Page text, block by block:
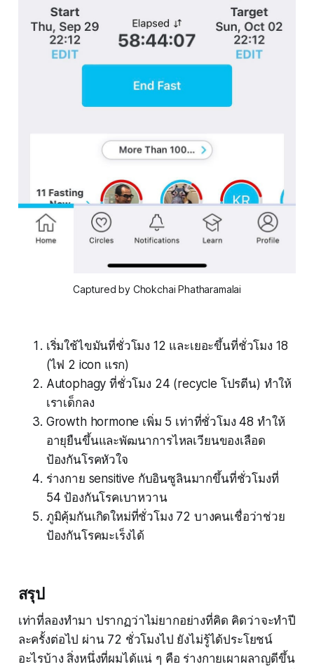
Captured by Chokchai Phatharamalai
เริ่มใช้ไขมันที่ชั่วโมง 12 และเยอะขึ้นที่ชั่วโมง 18
(ไฟ 2 icon แรก)
Autophagy ที่ชั่วโมง 24 (recycle โปรตีน) ทำให้
เราเด็กลง
Growth hormone เพิ่ม 5 เท่าที่ชั่วโมง 48 ทำให้
อายุยืนขึ้นและพัฒนาการไหลเวียนของเลือด
ป้องกันโรคหัวใจ
ร่างกาย sensitive กับอินซูลินมากขึ้นที่ชั่วโมงที่
54 ป้องกันโรคเบาหวาน
ภูมิคุ้มกันเกิดใหม่ที่ชั่วโมง 72 บางคนเชื่อว่าช่วย
ป้องกันโรคมะเร็งได้
สรุป
เท่าที่ลองทำมา ปรากฏว่าไม่ยากอย่างที่คิด คิดว่าจะทำปี
ละครั้งต่อไป ผ่าน 72 ชั่วโมงไป ยังไม่รู้ได้ประโยชน์
อะไรบ้าง สิ่งหนึ่งที่ผมได้แน่ ๆ คือ ร่างกายเผาผลาญดีขึ้น